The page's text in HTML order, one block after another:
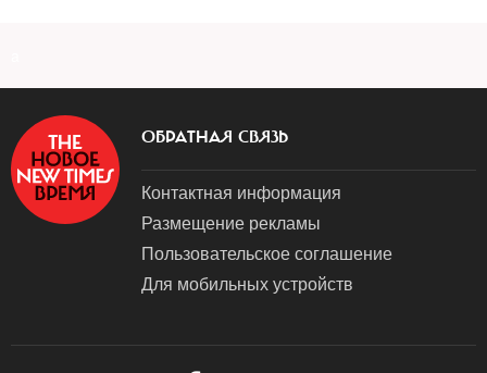
ОБРАТНАЯ СВЯЗЬ
Контактная информация
Размещение рекламы
Пользовательское соглашение
Для мобильных устройств